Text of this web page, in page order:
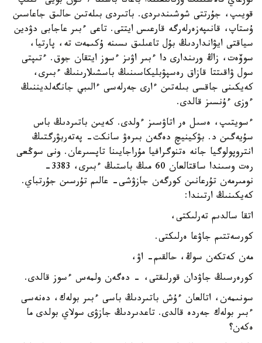
قويىپ، جۇرتتى شوشىندىردى. باتىردى بىلەتىن حالىق جاعاسىن
ۇستاپ، قانىپەزەرلەرگە قارعىس ايتتى. تاعى ءبىر عاجابى دۋدين
سياقتى ايۋانداردىڭ بۇل تاعىلىق ىسىنە ۇكىمەت تە، پارتيا،
سوۆەت، زاڭ ورىندارى دا ءبىر اۋىز ءسوز ايتقان جوق. ءتىپتى
سول ۋاقىتتا قازاق رەسپۋبليكاسىنىڭ باسشىلارىنىڭ ءبىرى،
كەيكىنى جاقسى بىلەتىن ءارى جەرلەسى ءالىبي جانگەلديننىڭ
ءوزى ءۇنسىز قالدى.
ءسويتىپ، ەسىل ەر اتاۋسىز ءولدى. كەيىن باتىردىڭ باس
سۇيەگىن د. بۋكينيچ دەگەن بىرەۋ سانكت- پەتەربۋرگتىڭ
انتروپولوگيا جانە ەتنوگرافيا مۇراجايىنا تاپسىرعان. ونى سوڭعى
رەت وسىندا ساقتالعان 60 مىڭ باستىڭ ءبىرى، 3383-
نومىرمەن تۇرعانىن كورگەن جازۋشى- عالىم تۇرسىن جۇرتباي.
كەيكىنىڭ ارتىندا:
اتقا سالدىم تەرلىكتى،
كورسەتتىم جاۋعا ەرلىكتى.
مەن كەتكەن سوڭ، حالقىم- اۋ،
كورەرسىڭ جاۋدان قورلىقتى، - دەگەن ولمەس ءسوز قالدى.
سونىمەن، اتالعان ءۇش باتىردىڭ باسى ءبىر بولەك، دەنەسى
ءبىر بولەك جەردە قالدى. تاعدىردىڭ جازۋى سولاي بولدى ما
ەكەن؟